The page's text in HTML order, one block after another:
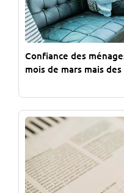
Confiance des
mois de mars mais